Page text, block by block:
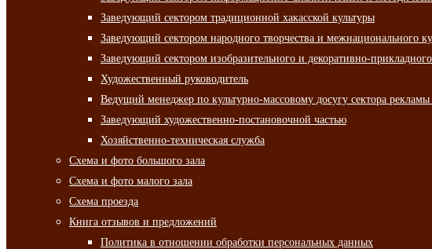
Заведующий сектором традиционной хакасской культуры
Заведующий сектором народного творчества и межнационального
Заведующий сектором изобразительного и декоративно-
Художественный руководитель
Ведущий менеджер по культурно-массовому досугу сектора
Заведующий художественно-постановочной частью
Хозяйственно-техническая служба
Схема и фото большого зала
Схема и фото малого зала
Схема проезда
Книга отзывов и предложений
Политика в отношении обработки персональных данных